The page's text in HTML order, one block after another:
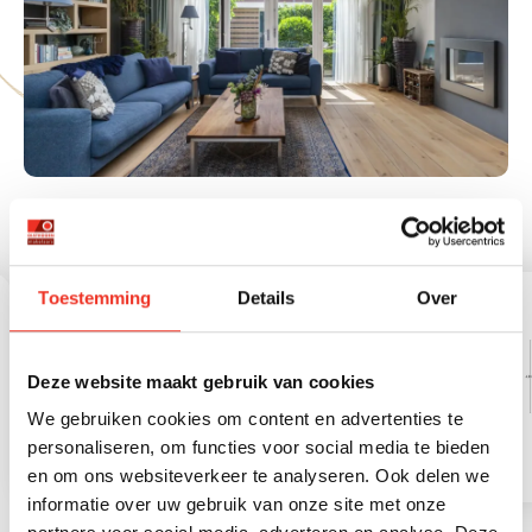
Toestemming Details Over
Deze website maakt gebruik van cookies
We gebruiken cookies om content en advertenties te
personaliseren, om functies voor social media te bieden
en om ons websiteverkeer te analyseren. Ook delen we
informatie over uw gebruik van onze site met onze
Ligging
Aan rustige weg, in
woonwijk
Aantal slaapkamers 4
Aantal badkamers 1
Badkamervoorzieningen
Ligbad, dubbele wastafel,
Externe bergruimte 11 m2
C.v.-ketel type Gas
Energie einddatum 2029-09-29
Huidig gebruik Woonruimte
Huidige bestemming Woonruimte
Perceelnummer 2966
Perceeloppervlakte 157